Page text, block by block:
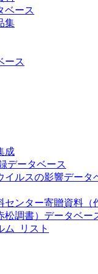
ベース
集
ース
成
データベース
イルスの影響データ
ンター寄贈資料（
松調書）データベー
ム_リスト